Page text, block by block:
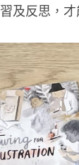
及反思，